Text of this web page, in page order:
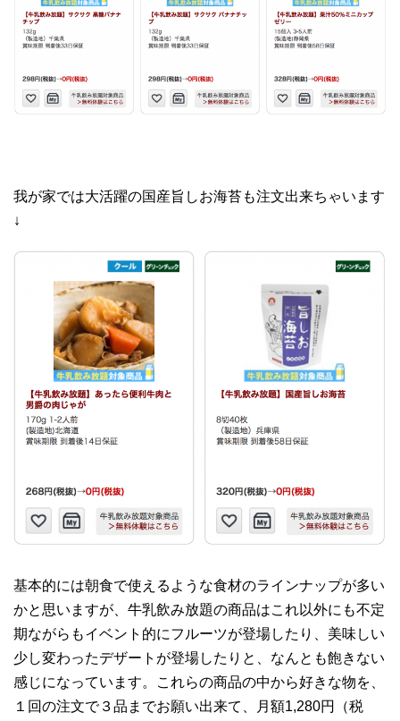
我が家では大活躍の国産旨しお海苔も注文出来ちゃいます
↓
基本的には朝食で使えるような食材のラインナップが多い
かと思いますが、牛乳飲み放題の商品はこれ以外にも不定
期ながらもイベント的にフルーツが登場したり、美味しい
少し変わったデザートが登場したりと、なんとも飽きない
感じになっています。これらの商品の中から好きな物を、
１回の注文で３品までお願い出来て、月額1,280円（税